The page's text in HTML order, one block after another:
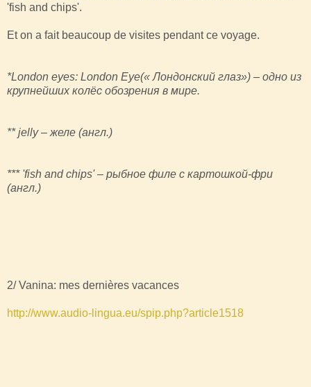
'fish and chips'.
Et on a fait beaucoup de visites pendant ce voyagе.
*London eyes: London Eye(« Лондонский глаз») – одно из
крупнейших колёс обозрения в мире.
** jelly – желе (англ.)
*** 'fish and chips' – рыбное филе с картошкой-фри
(англ.)
2/ Vanina: mes dernières vacances
http://www.audio-lingua.eu/spip.php?article1518